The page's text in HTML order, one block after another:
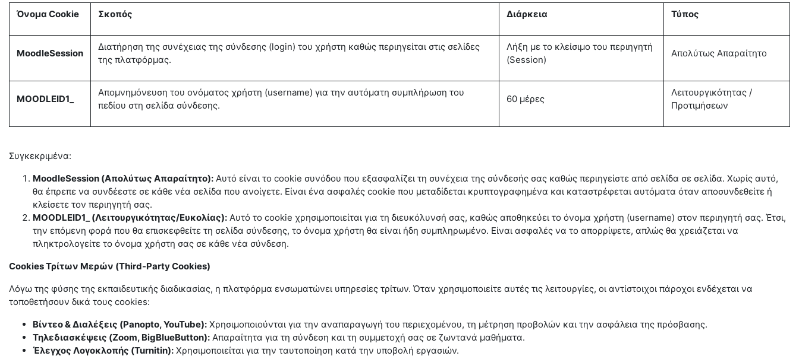
Όνομα Cookie Σκοπός Διάρκεια Τύπος
MoodleSession
Διατήρηση της συνέχειας της σύνδεσης (login) του χρήστη καθώς περιηγείται στις σελίδες
της πλατφόρμας.
Λήξη με το κλείσιμο του περιηγητή
(Session)
Απολύτως Απαραίτητο
MOODLEID1_
Απομνημόνευση του ονόματος χρήστη (username) για την αυτόματη συμπλήρωση του
πεδίου στη σελίδα σύνδεσης.
60 μέρες
Λειτουργικότητας /
Προτιμήσεων
Συγκεκριμένα:
MoodleSession (Απολύτως Απαραίτητο): Αυτό είναι το cookie συνόδου που εξασφαλίζει τη συνέχεια της σύνδεσής σας καθώς περιηγείστε από σελίδα σε σελίδα. Χωρίς αυτό,
θα έπρεπε να συνδέεστε σε κάθε νέα σελίδα που ανοίγετε. Είναι ένα ασφαλές cookie που μεταδίδεται κρυπτογραφημένα και καταστρέφεται αυτόματα όταν αποσυνδεθείτε ή
κλείσετε τον περιηγητή σας.
MOODLEID1_ (Λειτουργικότητας/Ευκολίας): Αυτό το cookie χρησιμοποιείται για τη διευκόλυνσή σας, καθώς αποθηκεύει το όνομα χρήστη (username) στον περιηγητή σας. Έτσι,
την επόμενη φορά που θα επισκεφθείτε τη σελίδα σύνδεσης, το όνομα χρήστη θα είναι ήδη συμπληρωμένο. Είναι ασφαλές να το απορρίψετε, απλώς θα χρειάζεται να
πληκτρολογείτε το όνομα χρήστη σας σε κάθε νέα σύνδεση.
CookiesΤρίτων Μερών (Third-Party Cookies)
Λόγω της φύσης της εκπαιδευτικής διαδικασίας, η πλατφόρμα ενσωματώνει υπηρεσίες τρίτων. Όταν χρησιμοποιείτε αυτές τις λειτουργίες, οι αντίστοιχοι πάροχοι ενδέχεται να
τοποθετήσουν δικά τους cookies:
Βίντεο & Διαλέξεις (Panopto, YouTube): Χρησιμοποιούνται για την αναπαραγωγή του περιεχομένου, τη μέτρηση προβολών και την ασφάλεια της πρόσβασης.
Τηλεδιασκέψεις (Zoom, BigBlueButton): Απαραίτητα για τη σύνδεση και τη συμμετοχή σας σε ζωντανά μαθήματα.
Έλεγχος Λογοκλοπής (Turnitin): Χρησιμοποιείται για την ταυτοποίηση κατά την υποβολή εργασιών.